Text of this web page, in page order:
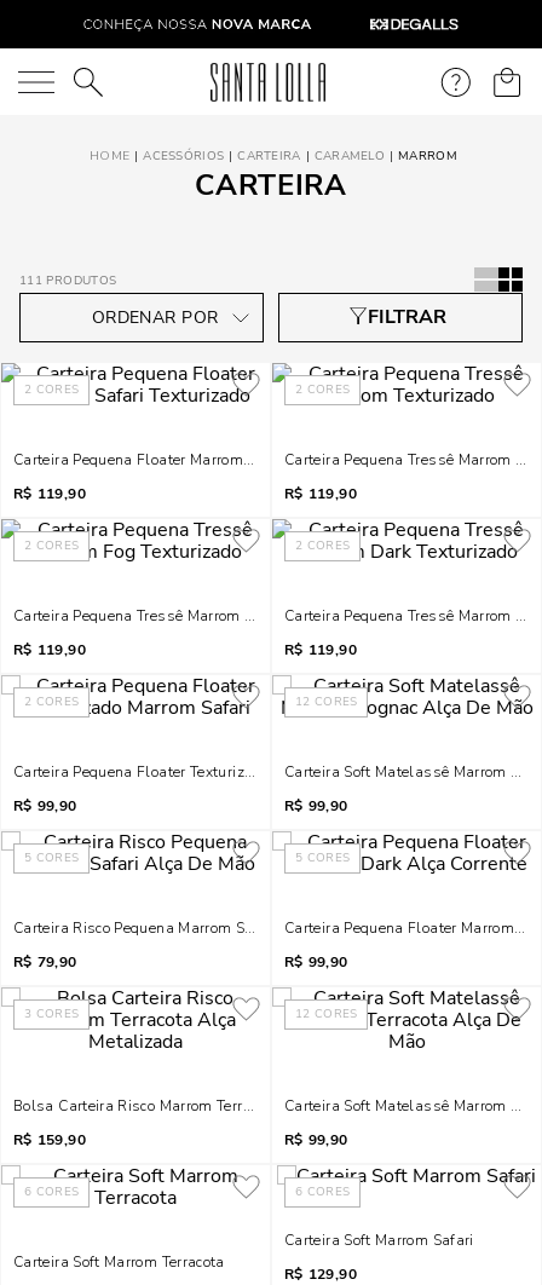
O que você está procurando?
ACESSÓRIOS CARTEIRA CARAMELO MARROM
CARTEIRA
111 PRODUTOS
2 CORES
Carteira Pequena Floater Marrom Safari Texturizado
R$ 119,90
2 CORES
Carteira Pequena Tressê Marrom
R$ 119,90
2 CORES
Carteira Pequena Tressê Marrom Fog Texturizado
R$ 119,90
2 CORES
Carteira Pequena Tressê Marrom
R$ 119,90
2 CORES
Carteira Pequena Floater Texturizado Marrom Safari
R$ 99,90
12 CORES
Carteira Soft Matelassê Marrom
R$ 99,90
5 CORES
Carteira Risco Pequena Marrom Safari Alça De Mão
R$ 79,90
5 CORES
Carteira Pequena Floater Marrom
R$ 99,90
3 CORES
Bolsa Carteira Risco Marrom Terracota Alça Metalizada
R$ 159,90
12 CORES
Carteira Soft Matelassê Marrom
R$ 99,90
6 CORES
Carteira Soft Marrom Terracota
6 CORES
Carteira Soft Marrom Safari
R$ 129,90